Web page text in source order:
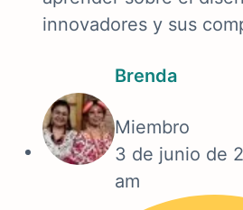
innovadores y sus
Brenda
Miembro
3 de junio de
am